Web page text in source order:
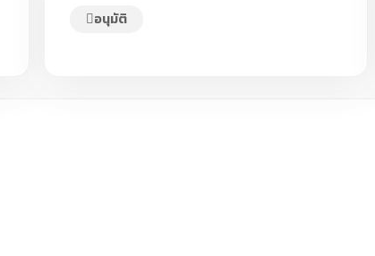
อนุมัติ